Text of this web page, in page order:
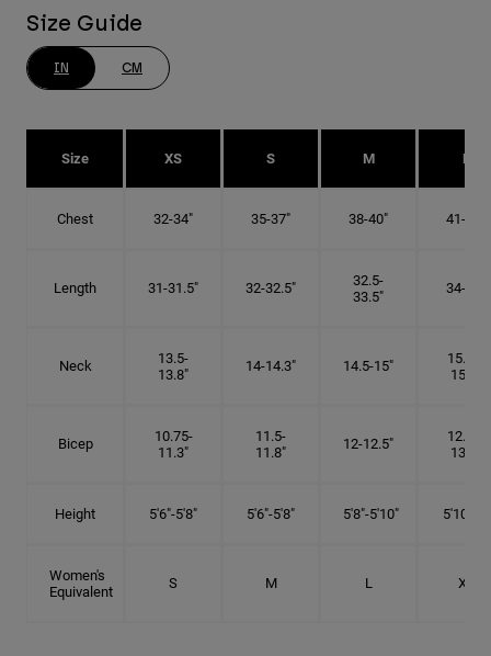
Size Guide
IN CM
Size XS S M L
Chest 32-34" 35-37" 38-40" 41-43"
Length 31-31.5" 32-32.5"
32.5-
33.5"
34-35"
Neck
13.5-
13.8"
14-14.3" 14.5-15"
15.25-
15.5"
Bicep
10.75-
11.3"
11.5-
11.8"
12-12.5"
12.75-
13.3"
Height 5'6"-5'8" 5'6"-5'8" 5'8"-5'10" 5'10"- 6'
Women's
Equivalent
S M L XL